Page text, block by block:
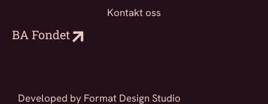
Kontakt oss
BA Fondet
Developed by Format Design Studio